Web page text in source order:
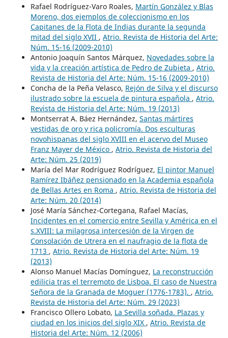
Rafael Rodríguez-Varo Roales, Martín González y Blas
Moreno, dos ejemplos de coleccionismo en los
Capitanes de la Flota de Indias durante la segunda
mitad del siglo XVII , Atrio. Revista de Historia del Arte:
Núm. 15-16 (2009-2010)
Antonio Joaquín Santos Márquez, Novedades sobre la
vida y la creación artística de Pedro de Zubieta , Atrio.
Revista de Historia del Arte: Núm. 15-16 (2009-2010)
Concha de la Peña Velasco, Rejón de Silva y el discurso
ilustrado sobre la escuela de pintura española , Atrio.
Revista de Historia del Arte: Núm. 19 (2013)
Montserrat A. Báez Hernández, Santas mártires
vestidas de oro y rica policromía. Dos esculturas
novohispanas del siglo XVIII en el acervo del Museo
Franz Mayer de México , Atrio. Revista de Historia del
Arte: Núm. 25 (2019)
María del Mar Rodríguez Rodríguez, El pintor Manuel
Ramírez Ibáñez pensionado en la Academia española
de Bellas Artes en Roma , Atrio. Revista de Historia del
Arte: Núm. 20 (2014)
José María Sánchez-Cortegana, Rafael Macías,
Incidentes en el comercio entre Sevilla y América en el
s.XVIII: La milagrosa intercesión de la Virgen de
Consolación de Utrera en el naufragio de la flota de
1713 , Atrio. Revista de Historia del Arte: Núm. 19
(2013)
Alonso Manuel Macías Domínguez, La reconstrucción
edilicia tras el terremoto de Lisboa. El caso de Nuestra
Señora de la Granada de Moguer (1776-1783). , Atrio.
Revista de Historia del Arte: Núm. 29 (2023)
Francisco Ollero Lobato, La Sevilla soñada. Plazas y
ciudad en los inicios del siglo XIX , Atrio. Revista de
Historia del Arte: Núm. 12 (2006)